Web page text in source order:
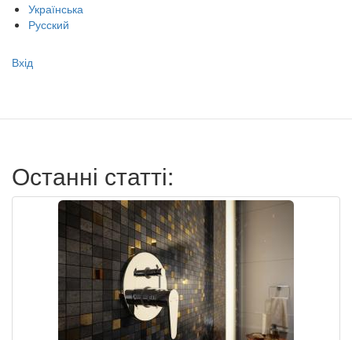
Українська
Русский
Меню
записи
Вхід
Останні статті: